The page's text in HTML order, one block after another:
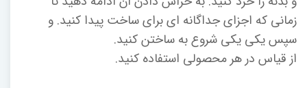
زمانی که اجزای جداگانه ای برای ساخت پیدا کنید. و
سپس یکی یکی شروع به ساختن کنید.
از قیاس در هر محصولی استفاده کنید.